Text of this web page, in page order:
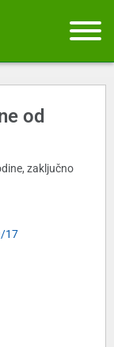
od
zaključno
17